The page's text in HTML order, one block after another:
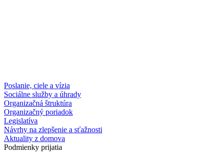
Poslanie, ciele a vízia
Sociálne služby a úhrady
Organizačná štruktúra
Organizačný poriadok
Legislatíva
Návrhy na zlepšenie a sťažnosti
Aktuality z domova
Podmienky prijatia